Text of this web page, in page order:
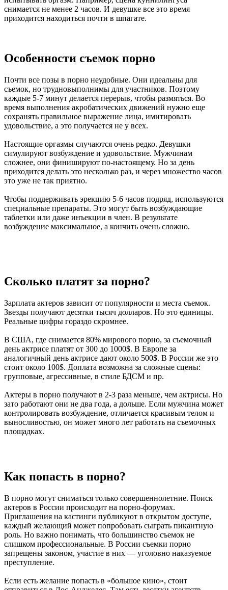
снимается не менее 2 часов. И девушке все это время
приходится находиться почти в шпагате.
Особенности съемок порно
Почти все позы в порно неудобные. Они идеальны для
съемок, но трудновыполнимы для участников. Поэтому
каждые 5-7 минут делается перерыв, чтобы размяться. Во
время выполнения акробатических движений нужно еще
сохранять правильное выражение лица, имитировать
удовольствие, а это получается не у всех.
Настоящие оргазмы случаются очень редко. Девушки
симулируют возбуждение и удовольствие. Мужчинам
сложнее, они финишируют по-настоящему. Но за день
приходится делать это несколько раз, и через множество часов
это уже не так приятно.
Чтобы поддерживать эрекцию 5-6 часов подряд, используются
специальные препараты. Это могут быть возбуждающие
таблетки или даже инъекции в член. В результате
возбуждение максимальное, а кончить очень сложно.
Сколько платят за порно?
Зарплата актеров зависит от популярности и места съемок.
Звезды получают десятки тысяч долларов. Но это единицы.
Реальные цифры гораздо скромнее.
В США, где снимается 80% мирового порно, за съемочный
день актрисе платят от 300 до 1000$. В Европе за
аналогичный день актрисе дают около 500$. В России же это
стоит около 100$. Доплата возможна за сложные сцены:
групповые, агрессивные, в стиле БДСМ и пр.
Актеры в порно получают в 2-3 раза меньше, чем актрисы. Но
зато работают они не два года, а дольше. Если мужчина может
контролировать возбуждение, отличается красивым телом и
выносливостью, он может много лет работать на съемочных
площадках.
Как попасть в порно?
В порно могут сниматься только совершеннолетние. Поиск
актеров в России происходит на порно-форумах.
Приглашения на кастинги публикуют в открытом доступе,
каждый желающий может попробовать сыграть пикантную
роль. Но важно понимать, что большинство съемок не
слишком профессиональные. В России съемки порно
запрещены законом, участие в них — уголовно наказуемое
преступление.
Если есть желание попасть в «большое кино», стоит